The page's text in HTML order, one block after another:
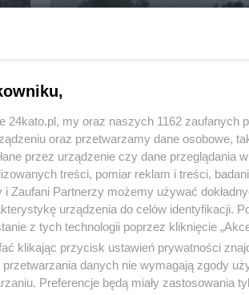
Ważna droga w Katowicach
naprawiana
24kato.pl, my oraz naszych 1162 zaufanych
oraz przetwarzamy dane osobowe,
przez urządzenie czy dane przeglądania
treści, pomiar reklam i treści,
Zaufani Partnerzy możemy używać
urządzenia do celów identyfikacji.
z tych technologii poprzez kliknięcie
klikając przycisk ustawień prywatności
przetwarzania danych nie wymagają zgody
Preferencje będą miały zastosowania